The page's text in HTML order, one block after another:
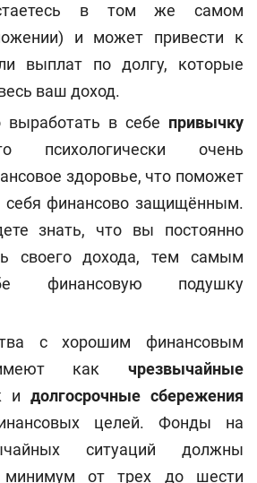
в том же самом
и может привести к
выплат по долгу, которые
ваш доход.
в себе привычку
очень
здоровье, что поможет
себя финансово защищённым.
знать, что вы постоянно
своего дохода, тем самым
финансовую подушку
с хорошим финансовым
имеют как чрезвычайные
и долгосрочные сбережения
целей. Фонды на
ситуаций должны
минимум от трех до шести